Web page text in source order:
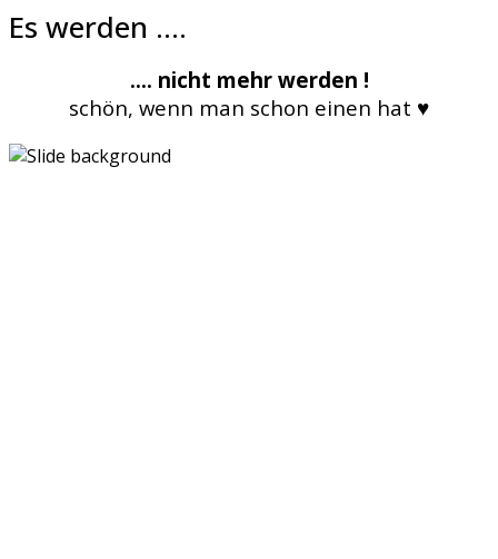
Es werden ....
.... nicht mehr werden !
schön, wenn man schon einen hat ♥